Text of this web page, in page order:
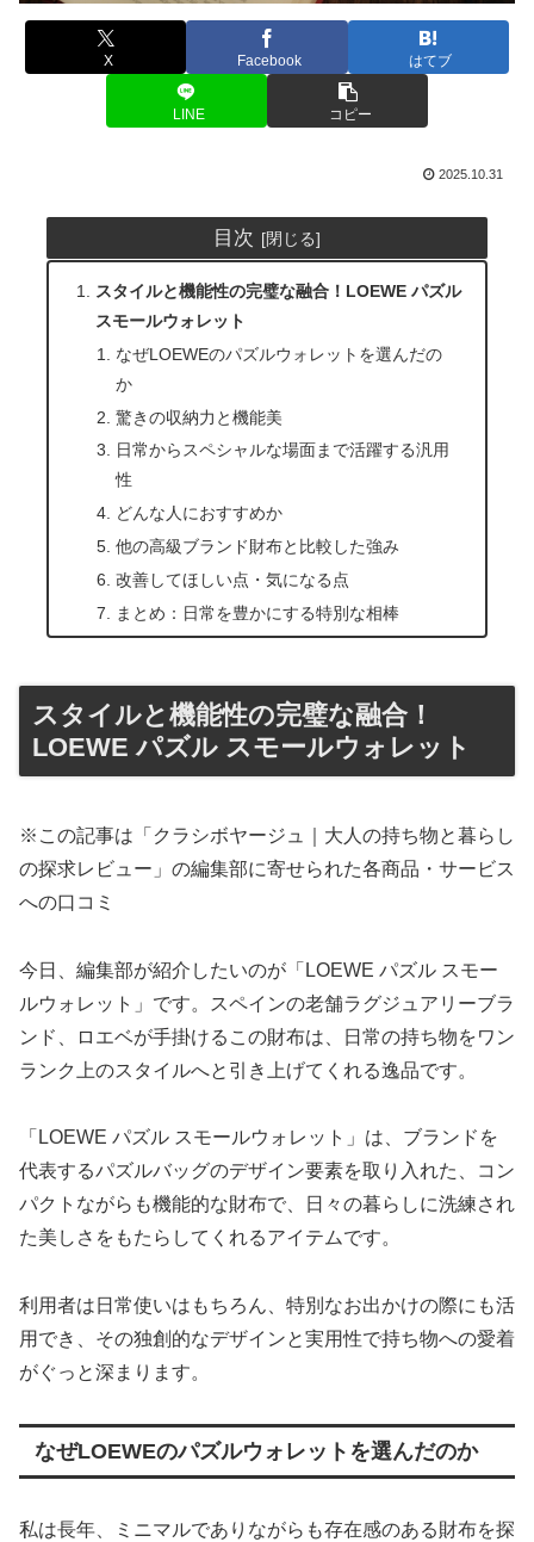
X Facebook はてブ
LINE コピー
2025.10.31
目次
スタイルと機能性の完璧な融合！LOEWE パズル
スモールウォレット
なぜLOEWEのパズルウォレットを選んだの
か
驚きの収納力と機能美
日常からスペシャルな場面まで活躍する汎用
性
どんな人におすすめか
他の高級ブランド財布と比較した強み
改善してほしい点・気になる点
まとめ：日常を豊かにする特別な相棒
スタイルと機能性の完璧な融合！
LOEWE パズル スモールウォレット
※この記事は「クラシボヤージュ｜大人の持ち物と暮らし
の探求レビュー」の編集部に寄せられた各商品・サービス
への口コミ
今日、編集部が紹介したいのが「LOEWE パズル スモー
ルウォレット」です。スペインの老舗ラグジュアリーブラ
ンド、ロエベが手掛けるこの財布は、日常の持ち物をワン
ランク上のスタイルへと引き上げてくれる逸品です。
「LOEWE パズル スモールウォレット」は、ブランドを
代表するパズルバッグのデザイン要素を取り入れた、コン
パクトながらも機能的な財布で、日々の暮らしに洗練され
た美しさをもたらしてくれるアイテムです。
利用者は日常使いはもちろん、特別なお出かけの際にも活
用でき、その独創的なデザインと実用性で持ち物への愛着
がぐっと深まります。
なぜLOEWEのパズルウォレットを選んだのか
私は長年、ミニマルでありながらも存在感のある財布を探